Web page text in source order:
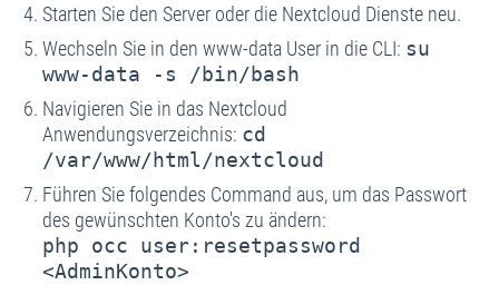
Starten Sie den Server oder die Nextcloud Dienste neu.
Wechseln Sie in den www-data User in die CLI: su
www-data -s /bin/bash
Navigieren Sie in das Nextcloud
Anwendungsverzeichnis: cd
/var/www/html/nextcloud
Führen Sie folgendes Command aus, um das Passwort
des gewünschten Konto's zu ändern:
php occ user:resetpassword
<AdminKonto>